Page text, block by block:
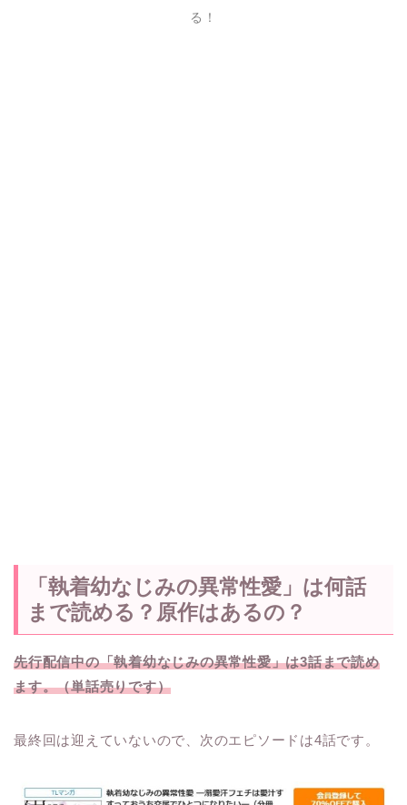
る！
「執着幼なじみの異常性愛」は何話
まで読める？原作はあるの？
先行配信中の「執着幼なじみの異常性愛」は3話まで読め
ます。（単話売りです）
最終回は迎えていないので、次のエピソードは4話です。